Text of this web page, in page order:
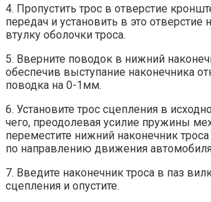
4. Пропустить трос в отверстие
передач и установить в это
втулку оболочки троса.
5. Вверните поводок в нижний
обеспечив выступание наконечника
поводка на 0-1мм.
6. Установите трос сцепления в
чего, преодолевая усилие пружины
переместите нижний наконечник
по направлению движения
7. Введите наконечник троса в паз
сцепления и опустите.